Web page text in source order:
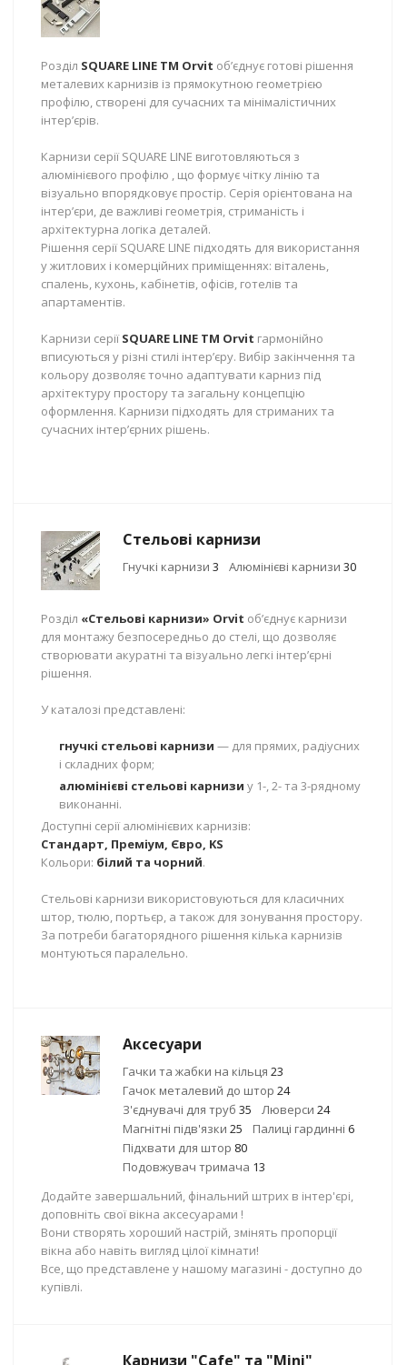
Розділ SQUARE LINE TM Orvit об’єднує готові рішення
металевих карнизів із прямокутною геометрією
профілю, створені для сучасних та мінімалістичних
інтер’єрів.
Карнизи серії SQUARE LINE виготовляються з
алюмінієвого профілю , що формує чітку лінію та
візуально впорядковує простір. Серія орієнтована на
інтер’єри, де важливі геометрія, стриманість і
архітектурна логіка деталей.
Рішення серії SQUARE LINE підходять для використання
у житлових і комерційних приміщеннях: віталень,
спалень, кухонь, кабінетів, офісів, готелів та
апартаментів.
Карнизи серіїSQUARE LINE TM Orvit гармонійно
вписуються у різні стилі інтер’єру. Вибір закінчення та
кольору дозволяє точно адаптувати карниз під
архітектуру простору та загальну концепцію
оформлення. Карнизи підходять для стриманих та
сучасних інтер’єрних рішень.
Стельові карнизи
Гнучкі карнизи 3 Алюмінієві карнизи 30
Розділ «Стельові карнизи» Orvit об’єднує карнизи
для монтажу безпосередньо до стелі, що дозволяє
створювати акуратні та візуально легкі інтер’єрні
рішення.
У каталозі представлені:
гнучкі стельові карнизи — для прямих, радіусних
і складних форм;
алюмінієві стельові карнизи у 1-, 2- та 3-рядному
виконанні.
Доступні серії алюмінієвих карнизів:
Стандарт, Преміум, Євро, KS
Кольори: білий та чорний.
Стельові карнизи використовуються для класичних
штор, тюлю, портьєр, а також для зонування простору.
За потреби багаторядного рішення кілька карнизів
монтуються паралельно.
Аксесуари
Гачки та жабки на кільця 23
Гачок металевий до штор 24
З'єднувачі для труб 35 Люверси 24
Магнітні підв'язки 25 Палиці гардинні 6
Підхвати для штор 80
Подовжувач тримача 13
Додайте завершальний, фінальний штрих в інтер'єрі,
доповніть свої вікна аксесуарами !
Вони створять хороший настрій, змінять пропорції
вікна або навіть вигляд цілої кімнати!
Все, що представлене у нашому магазині - доступно до
купівлі.
Карнизи "Cafe" та "Mini"